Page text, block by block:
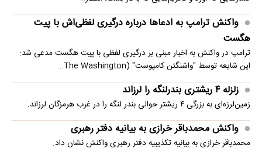
واکنش ترامپ به ادعاها درباره درگیری لفظی‌اش با پیت
هگست
ترامپ در واکنش به اخبار مبنی بر درگیری لفظی با پیت هگست مدعی شد:
این شایعه توسط "واشنگتن کامپوست" (The Washington…
زلزله ۴ ریشتری بندرلنگه را لرزاند
زمین‌لرزه‌ای به بزرگی ۴ ریشتر حوالی بندر لنگه را در غرب هرمزگان لرزاند.
واکنش محمدباقر خرازی به بیانیه دفتر رهبری
محمدباقر خرازی به بیانیه تکذیبیه دفتر رهبری واکنش نشان داد.